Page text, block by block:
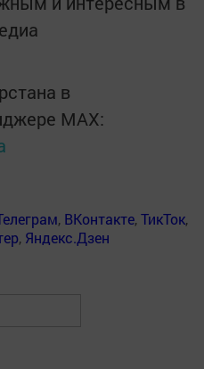
в
MАХ:
, ВКонтакте,ТикТок,
, Яндекс.Дзен